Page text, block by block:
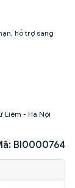
hỗ trợ sang
Liêm - Hà Nội
BI0000764